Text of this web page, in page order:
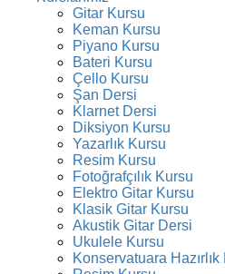
Gitar Kursu
Keman Kursu
Piyano Kursu
Bateri Kursu
Çello Kursu
Şan Dersi
Klarnet Dersi
Diksiyon Kursu
Yazarlık Kursu
Resim Kursu
Fotoğrafçılık Kursu
Elektro Gitar Kursu
Klasik Gitar Kursu
Akustik Gitar Dersi
Ukulele Kursu
Konservatuara Hazırlık